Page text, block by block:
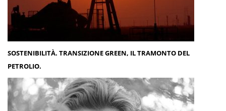
SOSTENIBILITÀ. TRANSIZIONE GREEN, IL TRAMONTO DEL
PETROLIO.